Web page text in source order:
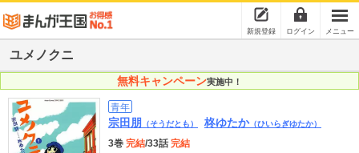
新規登録 ログイン メニュー
ユメノクニ
無料キャンペーン実施中！
青年
宗田朋 （そうだとも） 柊ゆたか（ひいらぎゆたか）
3巻 完結/33話完結